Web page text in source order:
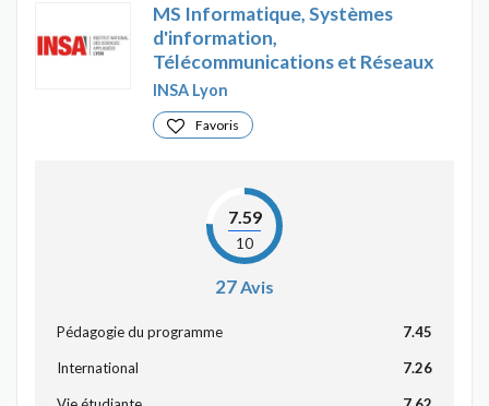
MS Informatique, Systèmes
d'information,
Télécommunications et Réseaux
INSA Lyon
Favoris
7.59
10
27Avis
Pédagogie du programme 7.45
International 7.26